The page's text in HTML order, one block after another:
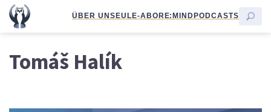
ÜBER UNSEULE-ABORE:MINDPODCASTS
Tomáš Halík